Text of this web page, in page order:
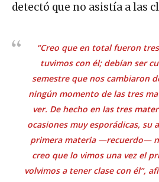
detectó que no asistía a las
“Creo que en total fueron
tuvimos con él; debían ser
semestre que nos cambiaron
ningún momento de las tres
ver. De hecho en las tres
ocasiones muy esporádicas, su
primera materia —recuerdo—
creo que lo vimos una vez el
volvimos a tener clase con él”,